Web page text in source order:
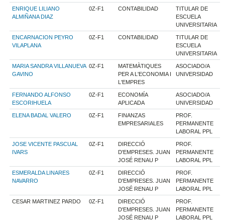
ENRIQUE LILIANO
ALMIÑANA DIAZ
0Z-F1 CONTABILIDAD
TITULAR DE
ESCUELA
UNIVERSITARIA
ENCARNACION PEYRO
VILAPLANA
0Z-F1 CONTABILIDAD
TITULAR DE
ESCUELA
UNIVERSITARIA
MARIA SANDRA VILLANUEVA
GAVINO
0Z-F1
MATEMÀTIQUES
PER A L'ECONOMIA I
L'EMPRES
ASOCIADO/A
UNIVERSIDAD
FERNANDO ALFONSO
ESCORIHUELA
0Z-F1
ECONOMÍA
APLICADA
ASOCIADO/A
UNIVERSIDAD
ELENA BADAL VALERO 0Z-F1
FINANZAS
EMPRESARIALES
PROF.
PERMANENTE
LABORAL PPL
JOSE VICENTE PASCUAL
IVARS
0Z-F1
DIRECCIÓ
D'EMPRESES. JUAN
JOSÉ RENAU P
PROF.
PERMANENTE
LABORAL PPL
ESMERALDA LINARES
NAVARRO
0Z-F1
DIRECCIÓ
D'EMPRESES. JUAN
JOSÉ RENAU P
PROF.
PERMANENTE
LABORAL PPL
CESAR MARTINEZ PARDO 0Z-F1
DIRECCIÓ
D'EMPRESES. JUAN
JOSÉ RENAU P
PROF.
PERMANENTE
LABORAL PPL